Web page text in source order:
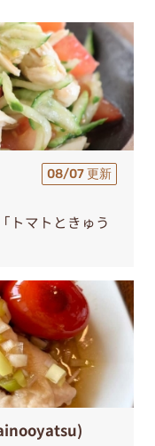
08/07 更新
トマトときゅう